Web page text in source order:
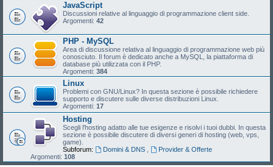
JavaScript
Discussioni relative al linguaggio di programmazione client side.
Argomenti: 42
PHP - MySQL
Area di discussione relativa al linguaggio di programmazione web più
conosciuto. Il forum è dedicato anche a MySQL, la piattaforma di
database più utilizzata con il PHP.
Argomenti: 384
Linux
Problemi con GNU/Linux? In questa sezione è possibile richiedere
supporto e discutere sulle diverse distribuzioni Linux.
Argomenti: 17
Hosting
Scegli l'hosting adatto alle tue esigenze e risolvi i tuoi dubbi. In questa
sezione è possibile discutere di diversi generi di hosting (web, vps,
game).
Subforum:
Domini & DNS
Provider & Offerte
Argomenti: 108